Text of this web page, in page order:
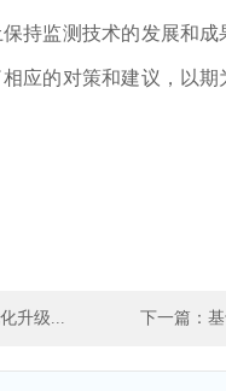
持监测技术的发展和
应的对策和建议，以
升级... 下一篇：